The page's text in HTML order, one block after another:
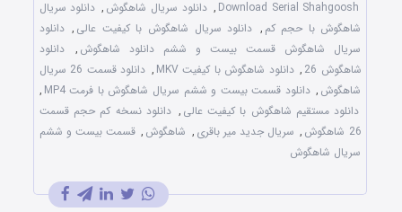
Download Serial Shahgoosh
, دانلود سریال شاهگوش , دانلود سریال
شاهگوش با حجم کم , دانلود سریال شاهگوش با کیفیت عالی , دانلود
سریال شاهگوش قسمت بیست و ششم دانلود شاهگوش ,
دانلود
شاهگوش 26
, دانلود شاهگوش با کیفیت MKV ,
دانلود قسمت 26 سریال
شاهگوش , دانلود قسمت بیست و ششم سریال شاهگوش با فرمت MP4
,
دانلود مستقیم شاهگوش با کیفیت عالی , دانلود نسخه کم حجم قسمت
26 شاهگوش
, سریال جدید میر باقری , شاهگوش , قسمت بیست و ششم
سریال شاهگوش